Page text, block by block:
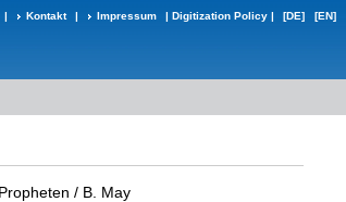
| Kontakt | Impressum | Digitization Policy | [DE] [EN]
/ B. May